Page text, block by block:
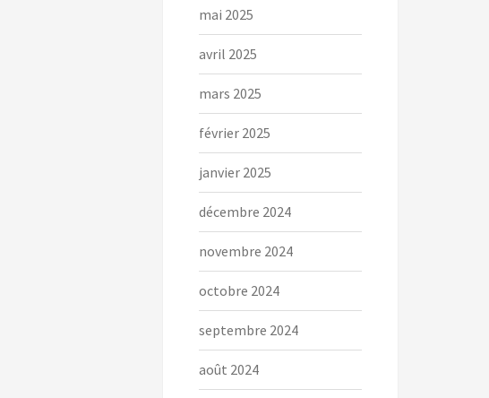
mai 2025
avril 2025
mars 2025
février 2025
janvier 2025
décembre 2024
novembre 2024
octobre 2024
septembre 2024
août 2024